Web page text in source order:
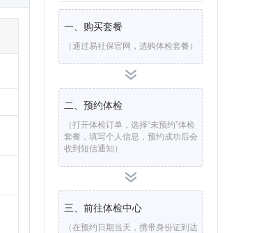
一、购买套餐
（通过易社保官网，选购体检套餐）
二、预约体检
（打开体检订单，选择“未预约”体检
套餐，填写个人信息，预约成功后会
收到短信通知）
三、前往体检中心
（在预约日期当天，携带身份证到达